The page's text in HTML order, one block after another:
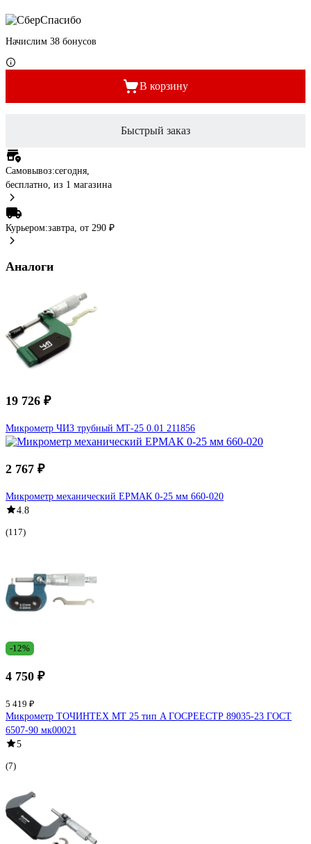
Начислим 38 бонусов
В корзину
Быстрый заказ
Самовывоз:сегодня,
бесплатно, из 1 магазина
Курьером:завтра, от 290 ₽
Аналоги
19 726 ₽
Микрометр ЧИЗ трубный МТ-25 0.01 211856
2 767 ₽
Микрометр механический ЕРМАК 0-25 мм 660-020
4.8
(117)
-12%
4 750 ₽
5 419 ₽
Микрометр ТОЧИНТЕХ МТ 25 тип A ГОСРЕЕСТР 89035-23 ГОСТ
6507-90 мк00021
5
(7)